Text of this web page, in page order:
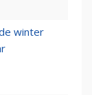
winter